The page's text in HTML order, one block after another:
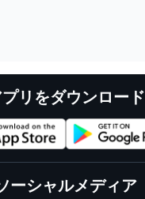
プリをダウンロード
ーシャルメディア